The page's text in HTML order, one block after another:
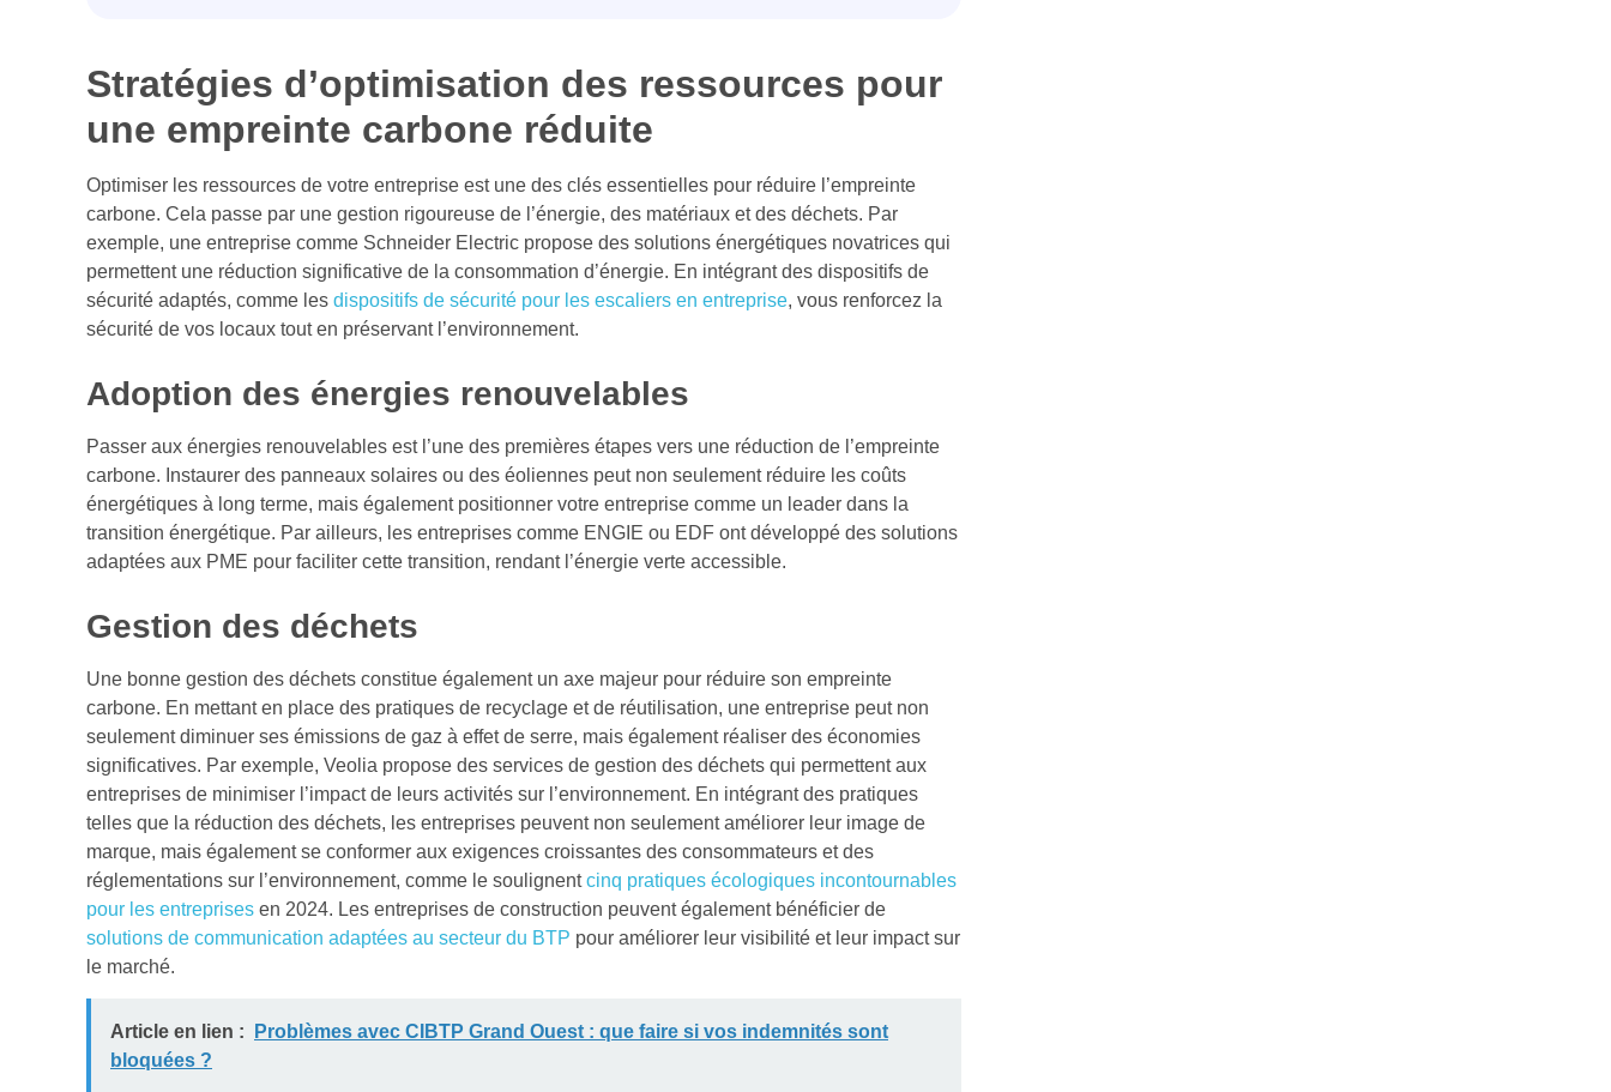
Stratégies d’optimisation des ressources pour
une empreinte carbone réduite
Optimiser les ressources de votre entreprise est une des clés essentielles pour réduire l’empreinte
carbone. Cela passe par une gestion rigoureuse de l’énergie, des matériaux et des déchets. Par
exemple, une entreprise comme Schneider Electric propose des solutions énergétiques novatrices qui
permettent une réduction significative de la consommation d’énergie. En intégrant des dispositifs de
sécurité adaptés, comme les dispositifs de sécurité pour les escaliers en entreprise, vous renforcez la
sécurité de vos locaux tout en préservant l’environnement.
Adoption des énergies renouvelables
Passer aux énergies renouvelables est l’une des premières étapes vers une réduction de l’empreinte
carbone. Instaurer des panneaux solaires ou des éoliennes peut non seulement réduire les coûts
énergétiques à long terme, mais également positionner votre entreprise comme un leader dans la
transition énergétique. Par ailleurs, les entreprises comme ENGIE ou EDF ont développé des solutions
adaptées aux PME pour faciliter cette transition, rendant l’énergie verte accessible.
Gestion des déchets
Une bonne gestion des déchets constitue également un axe majeur pour réduire son empreinte
carbone. En mettant en place des pratiques de recyclage et de réutilisation, une entreprise peut non
seulement diminuer ses émissions de gaz à effet de serre, mais également réaliser des économies
significatives. Par exemple, Veolia propose des services de gestion des déchets qui permettent aux
entreprises de minimiser l’impact de leurs activités sur l’environnement. En intégrant des pratiques
telles que la réduction des déchets, les entreprises peuvent non seulement améliorer leur image de
marque, mais également se conformer aux exigences croissantes des consommateurs et des
réglementations sur l’environnement, comme le soulignentcinq pratiques écologiques incontournables
pour les entreprises en 2024. Les entreprises de construction peuvent également bénéficier de
solutions de communication adaptées au secteur du BTP pour améliorer leur visibilité et leur impact sur
le marché.
Article en lien :
Problèmes avec CIBTP Grand Ouest : que faire si vos indemnités sont
bloquées ?